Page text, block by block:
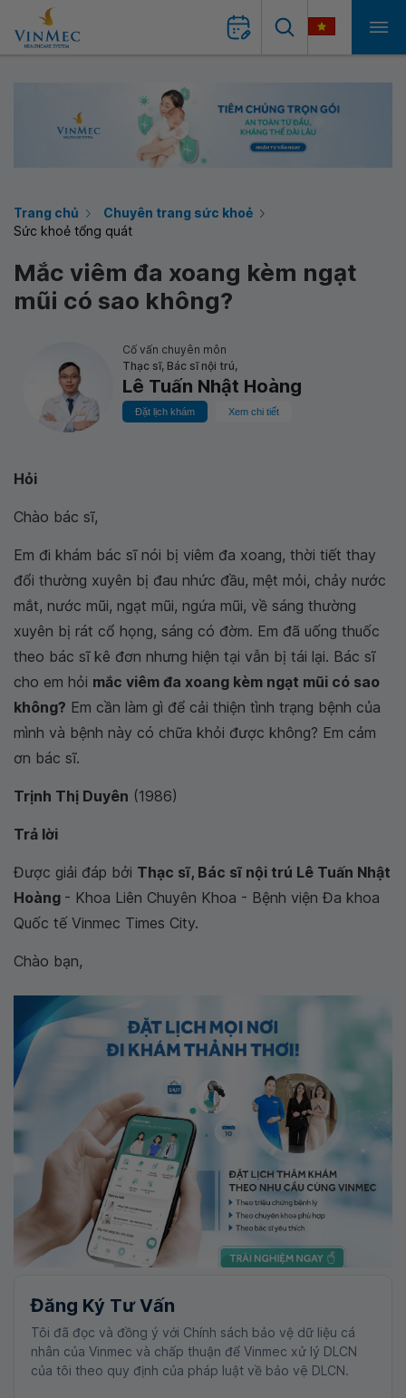
Trang chủ
Chuyên trang sức khoẻ
Sức khoẻ tổng quát
Mắc viêm đa xoang kèm ngạt
mũi có sao không?
Cố vấn chuyên môn
Thạc sĩ, Bác sĩ nội trú,
Lê Tuấn Nhật Hoàng
Đặt lịch khám Xem chi tiết
Hỏi
Chào bác sĩ,
Em đi khám bác sĩ nói bị viêm đa xoang, thời tiết thay
đổi thường xuyên bị đau nhức đầu, mệt mỏi, chảy nước
mắt, nước mũi, ngạt mũi, ngứa mũi, về sáng thường
xuyên bị rát cổ họng, sáng có đờm. Em đã uống thuốc
theo bác sĩ kê đơn nhưng hiện tại vẫn bị tái lại. Bác sĩ
cho em hỏi mắc viêm đa xoang kèm ngạt mũi có sao
không? Em cần làm gì để cải thiện tình trạng bệnh của
mình và bệnh này có chữa khỏi được không? Em cảm
ơn bác sĩ.
Trịnh Thị Duyên (1986)
Trả lời
Được giải đáp bởi Thạc sĩ, Bác sĩ nội trú Lê Tuấn Nhật
Hoàng - Khoa Liên Chuyên Khoa - Bệnh viện Đa khoa
Quốc tế Vinmec Times City.
Chào bạn,
Đăng Ký Tư Vấn
Tôi đã đọc và đồng ý với Chính sách bảo vệ dữ liệu cá
nhân của Vinmec và chấp thuận để Vinmec xử lý DLCN
của tôi theo quy định của pháp luật về bảo vệ DLCN.